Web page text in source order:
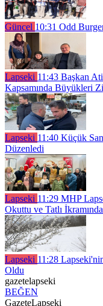
Güncel 10:31 Odd
Lapseki 11:43 Başkan
Kapsamında Büyükleri
Lapseki 11:40 Küçük
Düzenledi
Lapseki 11:29 MHP
Okuttu ve Tatlı
Lapseki 11:28
Oldu
gazetelapseki
BEĞEN
GazeteLapseki